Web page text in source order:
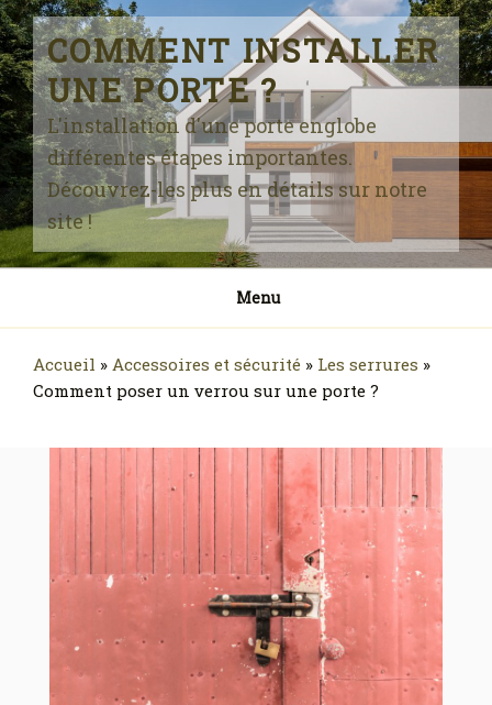
Skip
to
contentCOMMENT INSTALLER
UNE PORTE ?
L'installation d'une porte englobe
différentes étapes importantes.
Découvrez-les plus en détails sur notre
site !
Menu
Accueil » Accessoires et sécurité » Les serrures »
Comment poser un verrou sur une porte ?